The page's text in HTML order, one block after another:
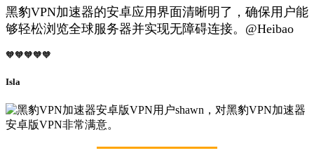
黑豹VPN加速器的安卓应用界面清晰明了，确保用户能
够轻松浏览全球服务器并实现无障碍连接。@Heibao
🧡🧡🧡🧡🧡
Isla